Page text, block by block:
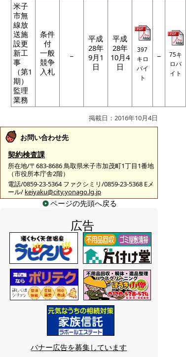
米子
市無
線放
送施
設更
新工
事
（第1
期）
監理
業務
条件
付
一般
競争
入札
平成
28年
9月1
日
平成
28年
10月4
日
397
キロ
バイ
ト
75キ
ロバ
イト
掲載日：2016年10月4日
お問い合わせ先
契約検査課
所在地/〒683-8686 鳥取県米子市加茂町1丁目1番地
（市役所本庁舎2階）
電話/0859-23-5364 ファクシミリ/0859-23-5368 Eメ
ール/ keiyaku@city.yonago.lg.jp
ページの先頭へ戻る
広告
バナー広告を募集しています